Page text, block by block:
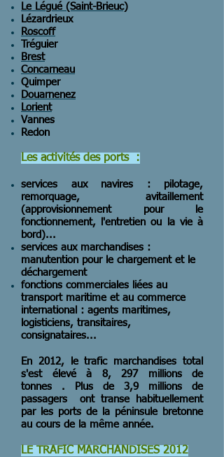
Le Légué (Saint-Brieuc)
Lézardrieux
Roscoff
Tréguier
Brest
Concarneau
Quimper
Douarnenez
Lorient
Vannes
Redon
Les activités des ports :
services aux navires : pilotage,
remorquage, avitaillement
(approvisionnement pour le
fonctionnement, l'entretien ou la vie à
bord)...
services aux marchandises :
manutention pour le chargement et le
déchargement
fonctions commerciales liées au
transport maritime et au commerce
international : agents maritimes,
logisticiens, transitaires,
consignataires...
En 2012, le trafic marchandises total
s'est élevé à 8, 297 millions de
tonnes . Plus de 3,9 millions de
passagers ont transe habituellement
par les ports de la péninsule bretonne
au cours de la même année.
LE TRAFIC MARCHANDISES 2012